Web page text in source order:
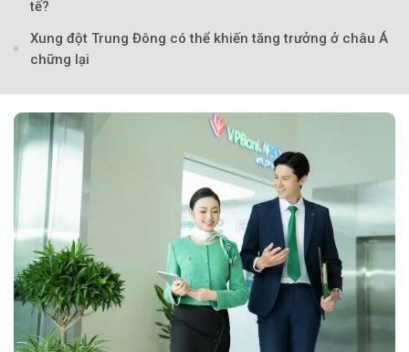
tế?
Xung đột Trung Đông có thể khiến tăng trưởng ở châu Á
chững lại